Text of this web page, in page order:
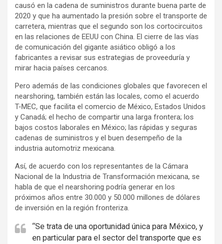
causó en la cadena de suministros durante buena parte de
2020 y que ha aumentado la presión sobre el transporte de
carretera, mientras que el segundo son los cortocircuitos
en las relaciones de EEUU con China. El cierre de las vías
de comunicación del gigante asiático obligó a los
fabricantes a revisar sus estrategias de proveeduría y
mirar hacia países cercanos.
Pero además de las condiciones globales que favorecen el
nearshoring, también están las locales, como el acuerdo
T-MEC, que facilita el comercio de México, Estados Unidos
y Canadá; el hecho de compartir una larga frontera; los
bajos costos laborales en México; las rápidas y seguras
cadenas de suministros y el buen desempeño de la
industria automotriz mexicana.
Así, de acuerdo con los representantes de la Cámara
Nacional de la Industria de Transformación mexicana, se
habla de que el nearshoring podría generar en los
próximos años entre 30.000 y 50.000 millones de dólares
de inversión en la región fronteriza.
“Se trata de una oportunidad única para México, y
en particular para el sector del transporte que es